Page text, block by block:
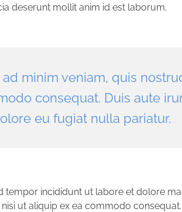
deserunt mollit anim id est laborum.
minim veniam, quis
consequat. Duis aute
eu fugiat nulla pariatur.
tempor incididunt ut labore et dolore
ut aliquip ex ea commodo consequat.